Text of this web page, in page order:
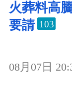
火葬料高
要請 103
08月07日